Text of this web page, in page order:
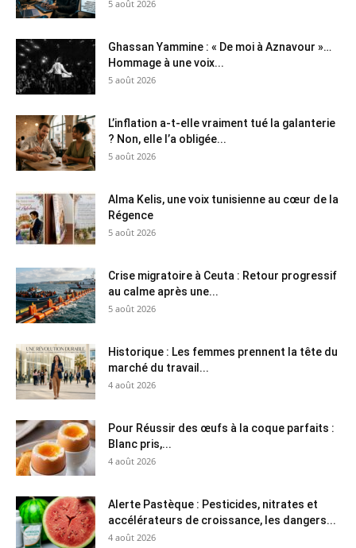
5 août 2026
Ghassan Yammine : « De moi à Aznavour »…
Hommage à une voix...
5 août 2026
L’inflation a-t-elle vraiment tué la galanterie
? Non, elle l’a obligée...
5 août 2026
Alma Kelis, une voix tunisienne au cœur de la
Régence
5 août 2026
Crise migratoire à Ceuta : Retour progressif
au calme après une...
5 août 2026
Historique : Les femmes prennent la tête du
marché du travail...
4 août 2026
Pour Réussir des œufs à la coque parfaits :
Blanc pris,...
4 août 2026
Alerte Pastèque : Pesticides, nitrates et
accélérateurs de croissance, les dangers...
4 août 2026